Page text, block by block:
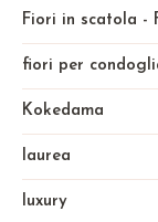
Fiori in scatola -
fiori per
Kokedama
laurea
luxury